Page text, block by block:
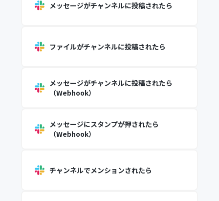
メッセージがチャンネルに投稿されたら
ファイルがチャンネルに投稿されたら
メッセージがチャンネルに投稿されたら
（Webhook）
メッセージにスタンプが押されたら
（Webhook）
チャンネルでメンションされたら